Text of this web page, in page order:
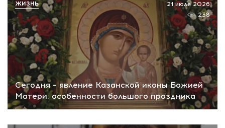
Сегодня – явление Казанской иконы Божией
Матери: особенности большого праздника
21 июля 2026
238
ЖИЗНЬ